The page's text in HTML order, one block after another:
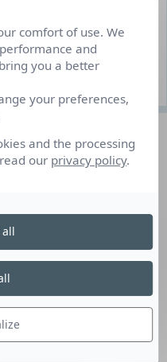
à offrir un service
accueillante pour nos
un environnement
du service, ce poste
comfort of use. We
and
you a better
your preferences,
and the processing
our privacy policy.
all